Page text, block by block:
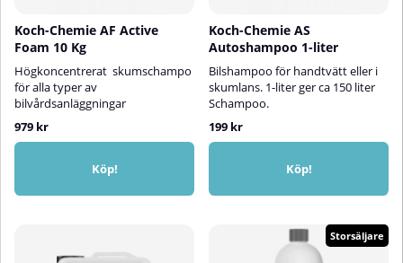
Koch-Chemie AF Active
Foam 10 Kg
Högkoncentrerat skumschampo
för alla typer av
bilvårdsanläggningar
979 kr
Köp!
Koch-Chemie AS
Autoshampoo 1-liter
Bilshampoo för handtvätt eller i
skumlans. 1-liter ger ca 150 liter
Schampoo.
199 kr
Köp!
Storsäljare